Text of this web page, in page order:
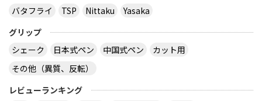
で、出られなくても見に行くといいと思います。
virtual table tennisというアプリについてです。
サーブから回転(カーブなど)をかけるのってどうや
バタフライ
TSP Nittaku
Yasaka
グリップ
シェーク
日本式ペン 中国式ペン
カット用
その他（異質、反転）
レビューランキング